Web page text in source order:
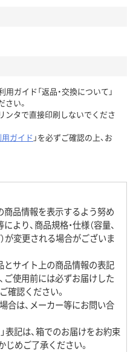
用ガイド「返品・交換について」
い。
ンタで直接印刷しないでくださ
用ガイド 」を必ずご確認の上、お
商品情報を表示するよう努め
より、商品規格・仕様（容量、
が変更される場合がございま
とサイト上の商品情報の表記
ご使用前には必ずお届けした
確認ください。
合は、メーカー等にお問い合
表記は、箱でのお届けをお約束
めご了承ください。